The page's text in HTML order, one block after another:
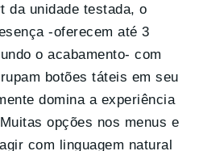
da unidade testada, o
-oferecem até 3
o acabamento- com
botões táteis em seu
domina a experiência
opções nos menus e
com linguagem natural